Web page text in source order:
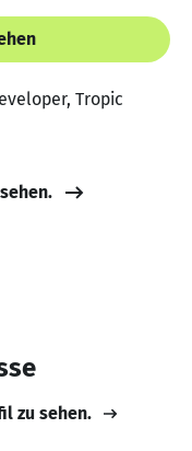
Tropic
zu sehen.